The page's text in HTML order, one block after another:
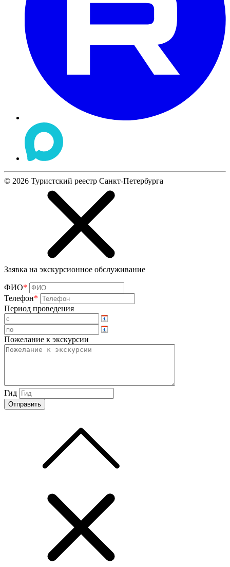
© 2026 Туристский реестр Санкт-Петербурга
Заявка на экскурсионное обслуживание
ФИО*
Телефон*
Период проведения
Пожелание к экскурсии
Гид